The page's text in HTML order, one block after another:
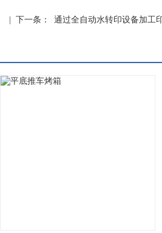
| 下一条： 通过全自动水转印设备加工